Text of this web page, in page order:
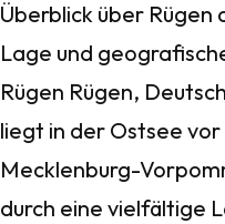
Überblick über Rügen
Lage und
Rügen Rügen,
liegt in der Ostsee
Mecklenburg-
durch eine vielfältige